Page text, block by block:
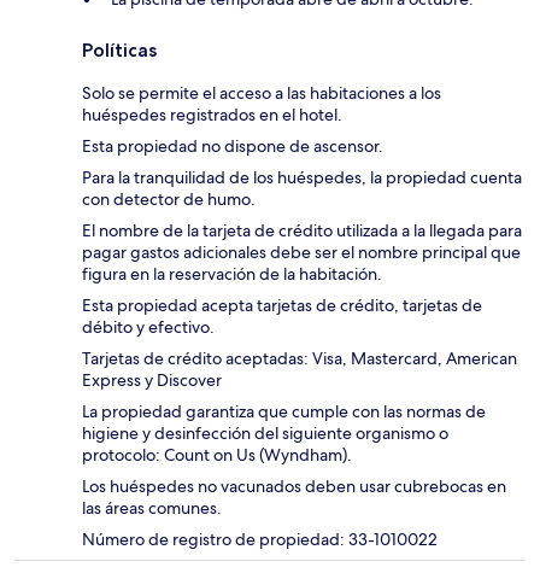
Políticas
Solo se permite el acceso a las habitaciones a los
huéspedes registrados en el hotel.
Esta propiedad no dispone de ascensor.
Para la tranquilidad de los huéspedes, la propiedad cuenta
con detector de humo.
El nombre de la tarjeta de crédito utilizada a la llegada para
pagar gastos adicionales debe ser el nombre principal que
figura en la reservación de la habitación.
Esta propiedad acepta tarjetas de crédito, tarjetas de
débito y efectivo.
Tarjetas de crédito aceptadas: Visa, Mastercard, American
Express y Discover
La propiedad garantiza que cumple con las normas de
higiene y desinfección del siguiente organismo o
protocolo: Count on Us (Wyndham).
Los huéspedes no vacunados deben usar cubrebocas en
las áreas comunes.
Número de registro de propiedad: 33-1010022